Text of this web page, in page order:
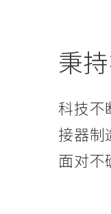
秉
科技不
接器制
面对不